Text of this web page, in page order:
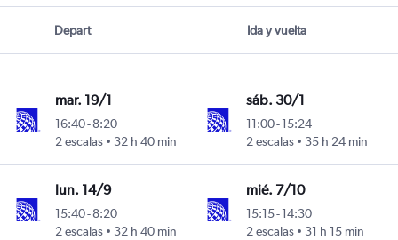
Depart Ida y vuelta
mar. 19/1
16:40-8:20
2 escalas
32 h 40 min
sáb. 30/1
11:00-15:24
2 escalas
35 h 24 min
lun. 14/9
15:40-8:20
2 escalas
32 h 40 min
mié. 7/10
15:15-14:30
2 escalas
31 h 15 min